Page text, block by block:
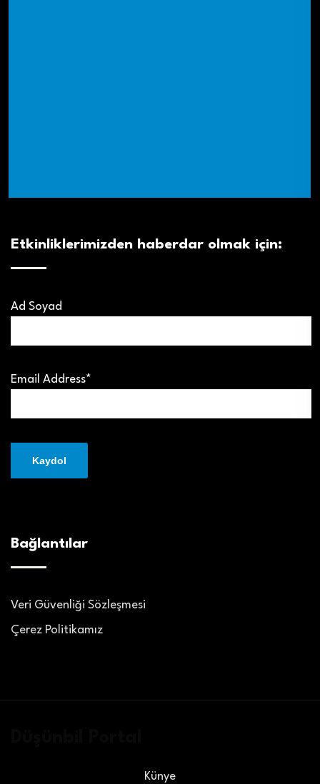
Etkinliklerimizden haberdar olmak için:
Ad Soyad
Email Address*
Bağlantılar
Veri Güvenliği Sözleşmesi
Çerez Politikamız
Künye